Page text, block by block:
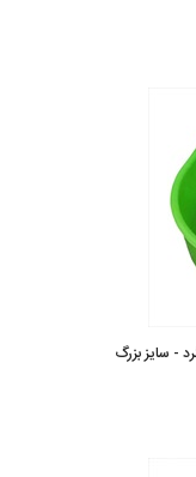
- سایز بزرگ